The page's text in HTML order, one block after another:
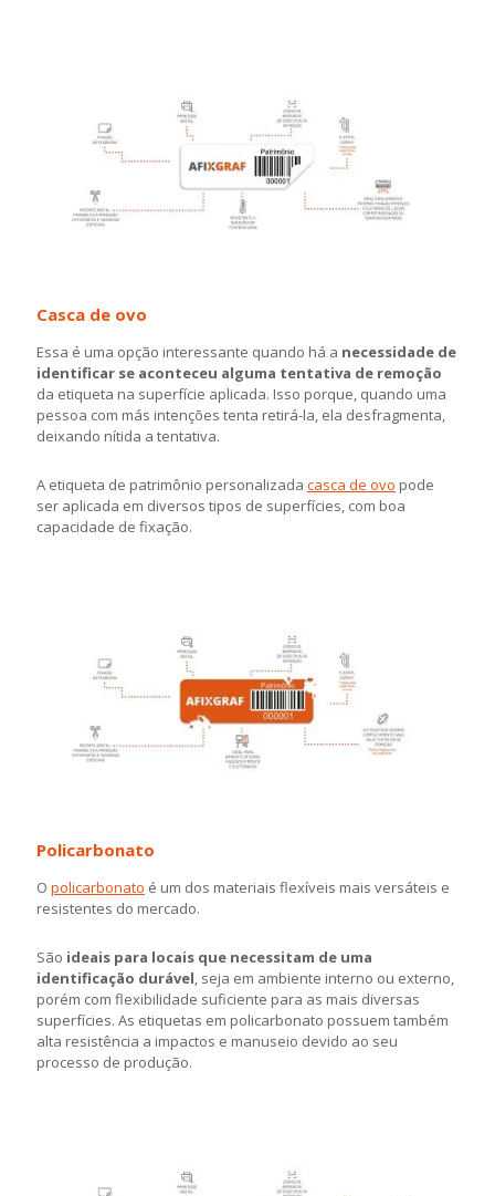
Casca de ovo
Essa é uma opção interessante quando há a necessidade de
identificar se aconteceu alguma tentativa de remoção
da etiqueta na superfície aplicada. Isso porque, quando uma
pessoa com más intenções tenta retirá-la, ela desfragmenta,
deixando nítida a tentativa.
A etiqueta de patrimônio personalizada casca de ovo pode
ser aplicada em diversos tipos de superfícies, com boa
capacidade de fixação.
Policarbonato
O policarbonato é um dos materiais flexíveis mais versáteis e
resistentes do mercado.
São ideais para locais que necessitam de uma
identificação durável , seja em ambiente interno ou externo,
porém com flexibilidade suficiente para as mais diversas
superfícies. As etiquetas em policarbonato possuem também
alta resistência a impactos e manuseio devido ao seu
processo de produção.